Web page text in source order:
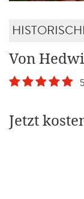
Von
Jetzt